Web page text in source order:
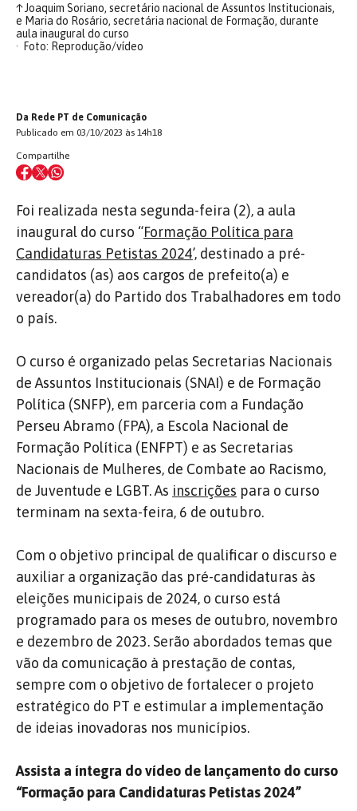
↑Joaquim Soriano, secretário nacional de Assuntos Institucionais,
e Maria do Rosário, secretária nacional de Formação, durante
aula inaugural do curso
Foto: Reprodução/vídeo
Da Rede PT de Comunicação
Publicado em 03/10/2023 às 14h18
Compartilhe
Foi realizada nesta segunda-feira (2), a aula
inaugural do curso “Formação Política para
Candidaturas Petistas 2024’, destinado a pré-
candidatos (as) aos cargos de prefeito(a) e
vereador(a) do Partido dos Trabalhadores em todo
o país.
O curso é organizado pelas Secretarias Nacionais
de Assuntos Institucionais (SNAI) e de Formação
Política (SNFP), em parceria com a Fundação
Perseu Abramo (FPA), a Escola Nacional de
Formação Política (ENFPT) e as Secretarias
Nacionais de Mulheres, de Combate ao Racismo,
de Juventude e LGBT. As inscrições para o curso
terminam na sexta-feira, 6 de outubro.
Com o objetivo principal de qualificar o discurso e
auxiliar a organização das pré-candidaturas às
eleições municipais de 2024, o curso está
programado para os meses de outubro, novembro
e dezembro de 2023. Serão abordados temas que
vão da comunicação à prestação de contas,
sempre com o objetivo de fortalecer o projeto
estratégico do PT e estimular a implementação
de ideias inovadoras nos municípios.
Assista a íntegra do vídeo de lançamento do curso
“Formação para Candidaturas Petistas 2024”